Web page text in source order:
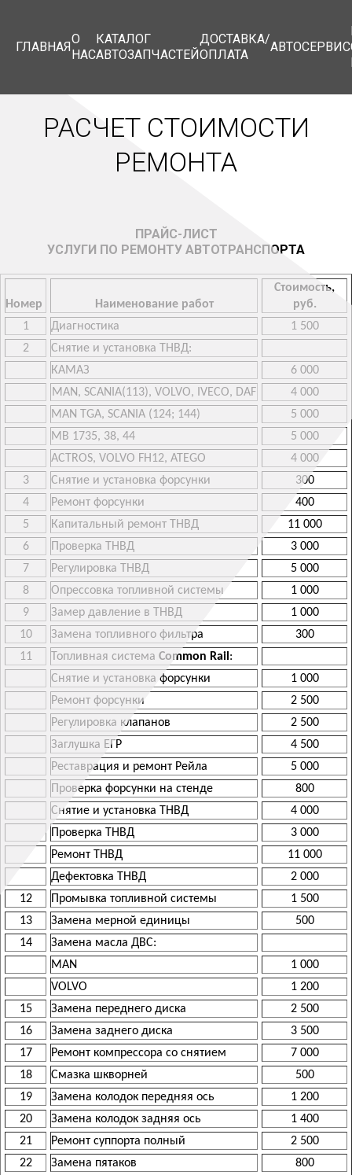
ГЛАВНАЯ
О
НАС
КАТАЛОГ
АВТОЗАПЧАСТЕЙ
ДОСТАВКА/
ОПЛАТА
АВТОСЕРВИС
РАСЧЕТ СТОИМОСТИ
РЕМОНТА
ПРАЙС-ЛИСТ
УСЛУГИ ПО РЕМОНТУ АВТОТРАНСПОРТА
Номер Наименование работ
Стоимость,
руб.
1
Диагностика
1 500
2
Снятие и установка ТНВД:
КАМАЗ
6 000
MAN, SCANIA(113), VOLVO, IVECO, DAF
4 000
MAN TGA, SCANIA (124; 144)
5 000
MB 1735, 38, 44
5 000
ACTROS, VOLVO FH12, ATEGO
4 000
3
Снятие и установка форсунки
300
4
Ремонт форсунки
400
5
Капитальный ремонт ТНВД
11 000
6
Проверка ТНВД
3 000
7
Регулировка ТНВД
5 000
8
Опрессовка топливной системы
1 000
9
Замер давление в ТНВД
1 000
10
Замена топливного фильтра
300
11
Топливная система Common Rail :
Снятие и установка форсунки
1 000
Ремонт форсунки
2 500
Регулировка клапанов
2 500
Заглушка ЕГР
4 500
Реставрация и ремонт Рейла
5 000
Проверка форсунки на стенде
800
Снятие и установка ТНВД
4 000
Проверка ТНВД
3 000
Ремонт ТНВД
11 000
Дефектовка ТНВД
2 000
12
Промывка топливной системы
1 500
13
Замена мерной единицы
500
14
Замена масла ДВС:
MAN
1 000
VOLVO
1 200
15
Замена переднего диска
2 500
16
Замена заднего диска
3 500
17
Ремонт компрессора со снятием
7 000
18
Смазка шкворней
500
19
Замена колодок передняя ось
1 200
20
Замена колодок задняя ось
1 400
21
Ремонт суппорта полный
2 500
22
Замена пятаков
800